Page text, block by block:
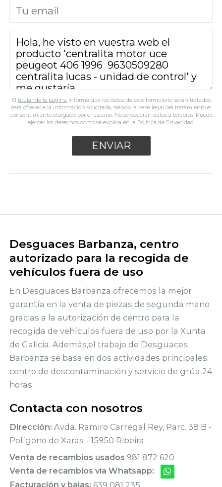
El titular de la página informa que los datos de este formulario serán tratados
para ofrecerle la información solicitada, siendo la base legal del tratamiento el
consentimiento otorgado por el usuario. No se cederán datos a terceros. Puede
ejercer los derechos como se explica en la Política de Privacidad.
Desguaces Barbanza, centro
autorizado para la recogida de
vehículos fuera de uso
En Desguaces Barbanza ofrecemos la mejor
garantía en la venta de piezas de segunda mano
gracias a la autorización de centro para la
recogida de vehículos fuera de uso por la Xunta
de Galicia. Además,el trabajo de Desguaces
Barbanza se basa en dos actividades principales:
centro de descontaminación y servicio de grúa 24
horas.
Contacta con nosotros
Dirección: Avda. Ramiro Carregal Rey, Parc. 38 B -
Polígono de Xaras - 15950 Ribeira
Venta de recambios usados 981 872 620
Venta de recambios vía Whatsapp:
Facturación y bajas: 639 081 235